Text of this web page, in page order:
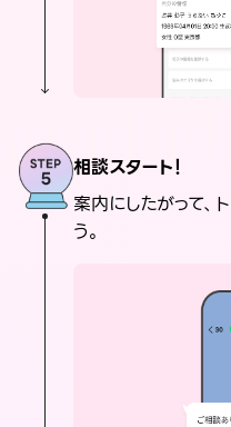
相談スタート！
案内にしたがって、
う。